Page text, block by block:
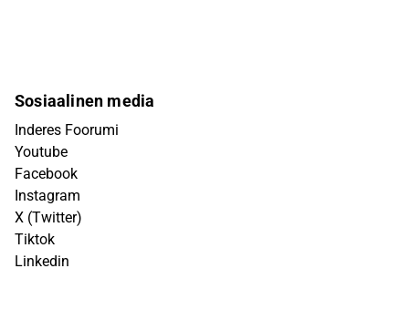
Sosiaalinen media
Inderes Foorumi
Youtube
Facebook
Instagram
X (Twitter)
Tiktok
Linkedin